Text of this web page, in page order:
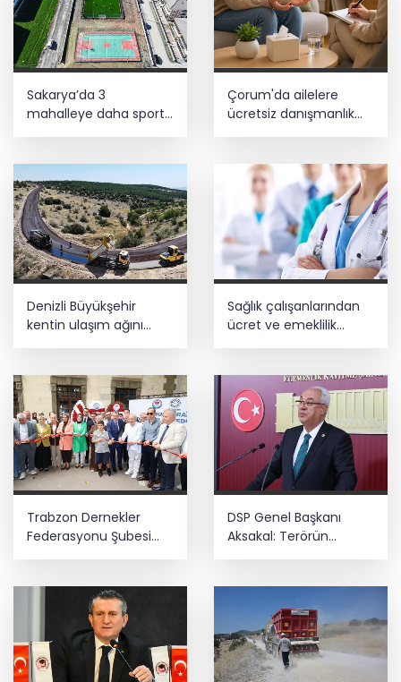
Sakarya’da 3
mahalleye daha sportif
Çorum'da ailelere
ücretsiz danışmanlık
Denizli Büyükşehir
kentin ulaşım ağını
güçlendiriyor
Sağlık çalışanlarından
ücret ve emeklilik
reformu çağrısı
Trabzon Dernekler
Federasyonu Şubesi
açıldı
DSP Genel Başkanı
Aksakal: Terörün
bitirilmesi iradesine